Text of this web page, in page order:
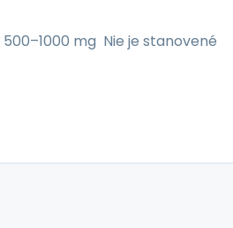
500–1000 mg Nie je stanovené